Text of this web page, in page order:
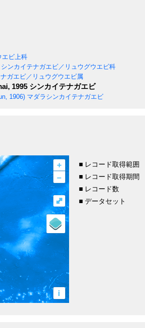
エビ上科
シンカイテナガエビ／リュウグウエビ科
ガエビ／リュウグウエビ属
1995 シンカイテナガエビ
1906) マダラシンカイテナガエビ
+
–
i
⤢
■ レコード取得範囲
■ レコード取得期間
■ レコード数
■ データセット